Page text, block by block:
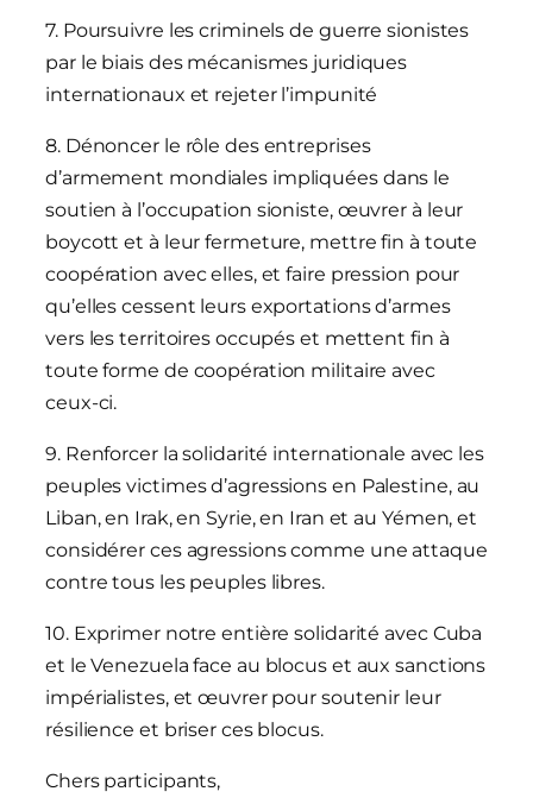
7. Poursuivre les criminels de guerre sionistes
par le biais des mécanismes juridiques
internationaux et rejeter l’impunité
8. Dénoncer le rôle des entreprises
d’armement mondiales impliquées dans le
soutien à l’occupation sioniste, œuvrer à leur
boycott et à leur fermeture, mettre fin à toute
coopération avec elles, et faire pression pour
qu’elles cessent leurs exportations d’armes
vers les territoires occupés et mettent fin à
toute forme de coopération militaire avec
ceux-ci.
9. Renforcer la solidarité internationale avec les
peuples victimes d’agressions en Palestine, au
Liban, en Irak, en Syrie, en Iran et au Yémen, et
considérer ces agressions comme une attaque
contre tous les peuples libres.
10. Exprimer notre entière solidarité avec Cuba
et le Venezuela face au blocus et aux sanctions
impérialistes, et œuvrer pour soutenir leur
résilience et briser ces blocus.
Chers participants,